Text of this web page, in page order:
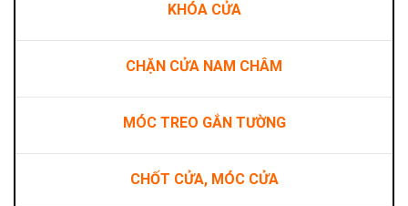
KHÓA CỬA
CHẶN CỬA NAM CHÂM
MÓC TREO GẮN TƯỜNG
CHỐT CỬA, MÓC CỬA